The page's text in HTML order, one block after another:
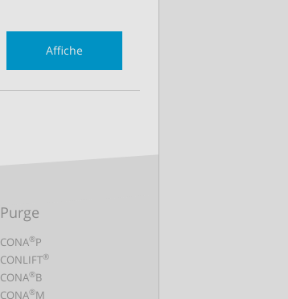
Affiche
Purge
CONA®P
CONLIFT®
CONA®B
CONA®M